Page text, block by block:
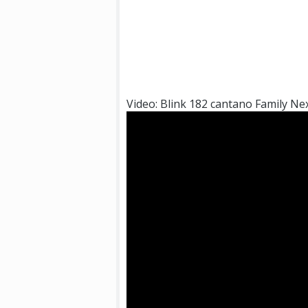
Video: Blink 182 cantano Family